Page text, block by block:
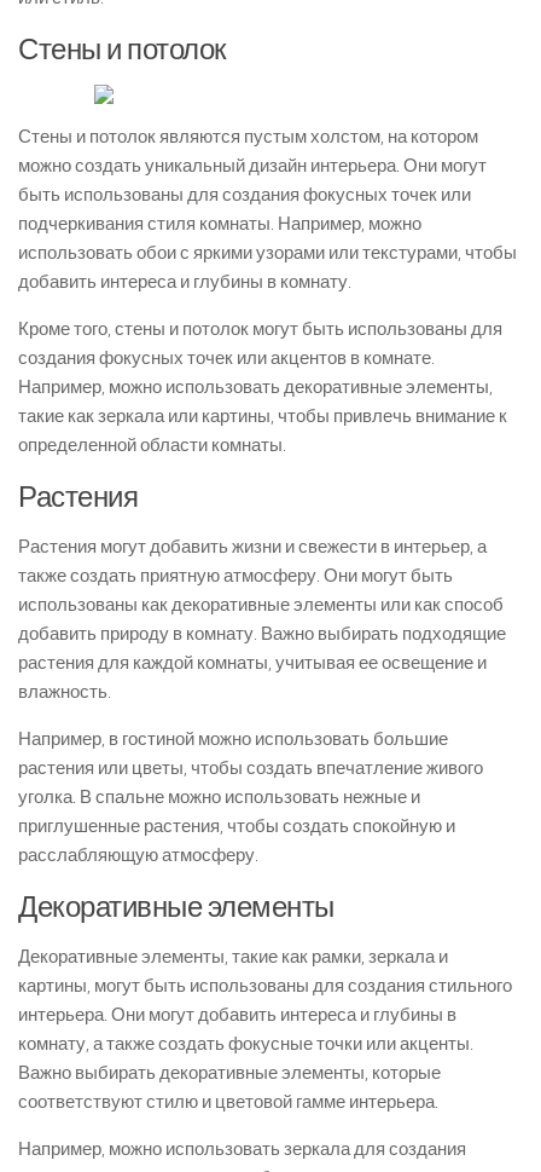
Стены и потолок
Стены и потолок являются пустым холстом, на котором
можно создать уникальный дизайн интерьера. Они могут
быть использованы для создания фокусных точек или
подчеркивания стиля комнаты. Например, можно
использовать обои с яркими узорами или текстурами, чтобы
добавить интереса и глубины в комнату.
Кроме того, стены и потолок могут быть использованы для
создания фокусных точек или акцентов в комнате.
Например, можно использовать декоративные элементы,
такие как зеркала или картины, чтобы привлечь внимание к
определенной области комнаты.
Растения
Растения могут добавить жизни и свежести в интерьер, а
также создать приятную атмосферу. Они могут быть
использованы как декоративные элементы или как способ
добавить природу в комнату. Важно выбирать подходящие
растения для каждой комнаты, учитывая ее освещение и
влажность.
Например, в гостиной можно использовать большие
растения или цветы, чтобы создать впечатление живого
уголка. В спальне можно использовать нежные и
приглушенные растения, чтобы создать спокойную и
расслабляющую атмосферу.
Декоративные элементы
Декоративные элементы, такие как рамки, зеркала и
картины, могут быть использованы для создания стильного
интерьера. Они могут добавить интереса и глубины в
комнату, а также создать фокусные точки или акценты.
Важно выбирать декоративные элементы, которые
соответствуют стилю и цветовой гамме интерьера.
Например, можно использовать зеркала для создания